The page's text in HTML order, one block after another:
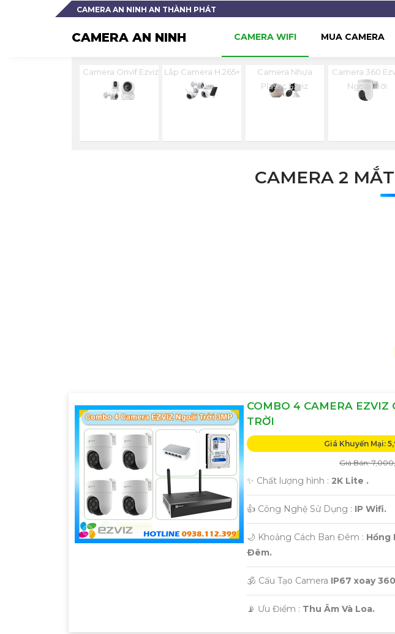
CAMERA AN NINH AN THÀNH PHÁT
CAMERA AN NINH CAMERA WIFI MUA CAMERA
Camera Onvif Ezviz
Lắp Camera H.265+
Ezviz
Camera Nhựa
Plastic Ezviz
Camera 360
Ngoài Trời
CAMERA 2
COMBO 4 CAMERA EZVIZ
TRỜI
Giá Khuyến Mại:
Giá Bán:
✨ Chất lượng hình : 2K Lite .
👍 Công Nghệ Sử Dụng : IP Wifi.
🌙 Khoảng Cách Ban Đêm : Hồng
Ðêm.
🕉️ Cấu Tạo Camera IP67 xoay
️📡 Ưu Điểm : Thu Âm Và Loa.